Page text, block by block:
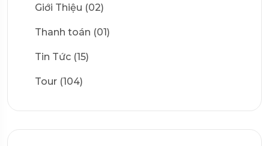
Giới Thiệu (02)
Thanh toán (01)
Tin Tức (15)
Tour (104)